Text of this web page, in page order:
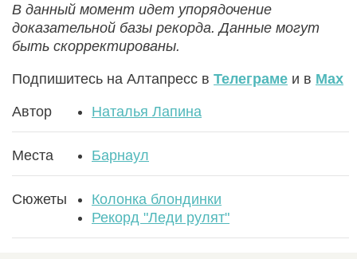
В данный момент идет упорядочение
доказательной базы рекорда. Данные могут
быть скорректированы.
Подпишитесь на Алтапресс в Телеграме и в Max
Автор Наталья Лапина
Места Барнаул
Сюжеты
Колонка блондинки
Рекорд "Леди рулят"